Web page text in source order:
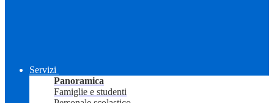
Servizi
Panoramica
Famiglie e studenti